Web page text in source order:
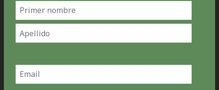
Name
(Obligatorio)
Nombre
Email